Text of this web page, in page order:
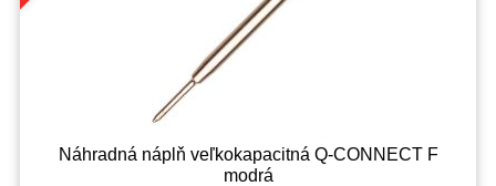
Náhradná náplň veľkokapacitná Q-CONNECT F
modrá